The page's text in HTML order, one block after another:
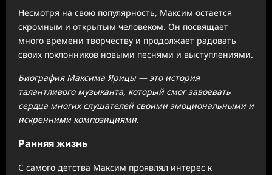
Несмотря на свою популярность, Максим остается
скромным и открытым человеком. Он посвящает
много времени творчеству и продолжает радовать
своих поклонников новыми песнями и выступлениями.
Биография Максима Ярицы — это история
талантливого музыканта, который смог завоевать
сердца многих слушателей своими эмоциональными и
искренними композициями.
Ранняя жизнь
С самого детства Максим проявлял интерес к